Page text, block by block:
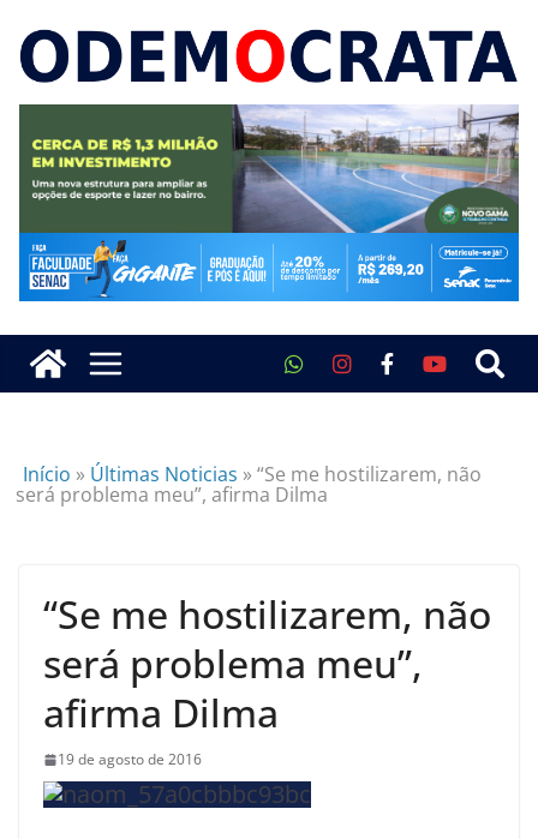
Início » Últimas Noticias »“Se me hostilizarem, não
será problema meu”, afirma Dilma
“Se me hostilizarem, não
será problema meu”,
afirma Dilma
19 de agosto de 2016